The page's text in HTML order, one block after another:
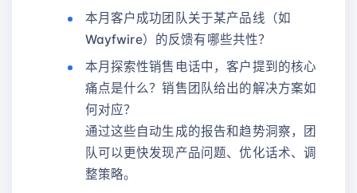
本月客户成功团队关于某产品线（如
Wayfwire）的反馈有哪些共性？
本月探索性销售电话中，客户提到的核心
痛点是什么？销售团队给出的解决方案如
何对应？
通过这些自动生成的报告和趋势洞察，团
队可以更快发现产品问题、优化话术、调
整策略。